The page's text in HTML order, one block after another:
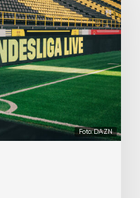
Foto: DAZN